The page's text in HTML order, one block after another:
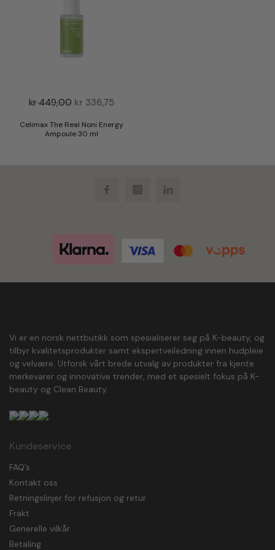
Celimax The Real Noni Energy
Ampoule 30 ml
kr449,00 kr 336,75
FacebookInstagramLinkedIn
Vi er en norsk nettbutikk som spesialiserer seg på K-beauty, og
tilbyr kvalitetsprodukter samt ekspertveiledning innen hudpleie
og velvære. Utforsk vårt brede utvalg av produkter fra kjente
merkevarer og innovative trender, med et spesielt fokus på K-
beauty og Clean Beauty.
Kundeservice
FAQ’s
Kontakt oss
Retningslinjer for refusjon og retur
Frakt
Generelle vilkår
Betaling